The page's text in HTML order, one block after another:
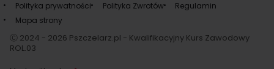
Polityka prywatności Polityka Zwrotów
Regulamin
Mapa strony
Ⓒ 2024 - 2026 Pszczelarz.pl - Kwalifikacyjny Kurs Zawodowy
ROL.03